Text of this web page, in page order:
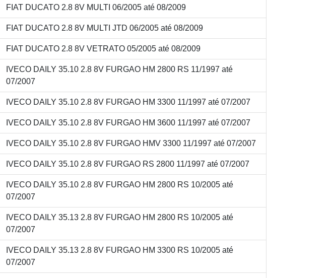
FIAT DUCATO 2.8 8V MULTI 06/2005 até 08/2009
FIAT DUCATO 2.8 8V MULTI JTD 06/2005 até 08/2009
FIAT DUCATO 2.8 8V VETRATO 05/2005 até 08/2009
IVECO DAILY 35.10 2.8 8V FURGAO HM 2800 RS 11/1997 até
07/2007
IVECO DAILY 35.10 2.8 8V FURGAO HM 3300 11/1997 até 07/2007
IVECO DAILY 35.10 2.8 8V FURGAO HM 3600 11/1997 até 07/2007
IVECO DAILY 35.10 2.8 8V FURGAO HMV 3300 11/1997 até 07/2007
IVECO DAILY 35.10 2.8 8V FURGAO RS 2800 11/1997 até 07/2007
IVECO DAILY 35.10 2.8 8V FURGAO HM 2800 RS 10/2005 até
07/2007
IVECO DAILY 35.13 2.8 8V FURGAO HM 2800 RS 10/2005 até
07/2007
IVECO DAILY 35.13 2.8 8V FURGAO HM 3300 RS 10/2005 até
07/2007